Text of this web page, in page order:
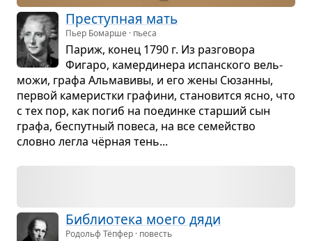
Пре­ступ­ная мать
Пьер Бомарше · пьеса
Париж, конец 1790 г. Из раз­го­вора
Фигаро, камер­ди­нера испан­ского вель­
можи, графа Аль­ма­вивы, и его жены Сюзанны,
пер­вой каме­ристки гра­фини, ста­но­вится ясно, что
с тех пор, как погиб на поединке стар­ший сын
графа, бес­пут­ный повеса, на все семейство
словно легла чёр­ная тень...
Биб­лио­тека моего дяди
Родольф Тёпфер · повесть